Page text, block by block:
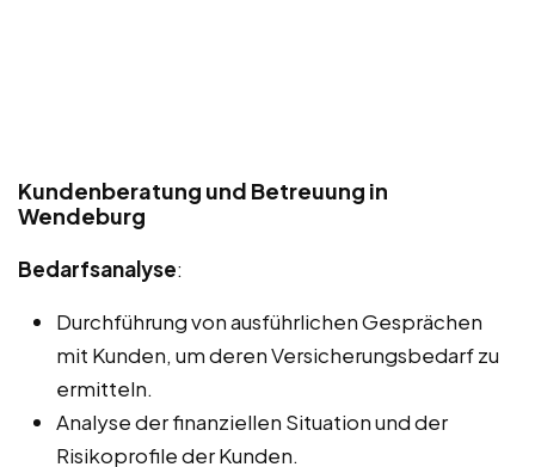
Kundenberatung und Betreuung in
Wendeburg
Bedarfsanalyse:
Durchführung von ausführlichen Gesprächen
mit Kunden, um deren Versicherungsbedarf zu
ermitteln.
Analyse der finanziellen Situation und der
Risikoprofile der Kunden.